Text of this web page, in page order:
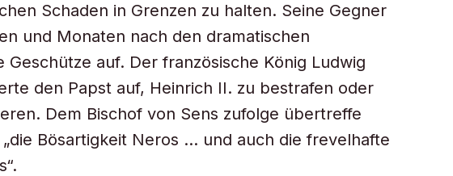
Schaden in Grenzen zu halten. Seine Gegner
und Monaten nach den dramatischen
Geschütze auf. Der französische König Ludwig
den Papst auf, Heinrich II. zu bestrafen oder
Dem Bischof von Sens zufolge übertreffe
Bösartigkeit Neros … und auch die frevelhafte